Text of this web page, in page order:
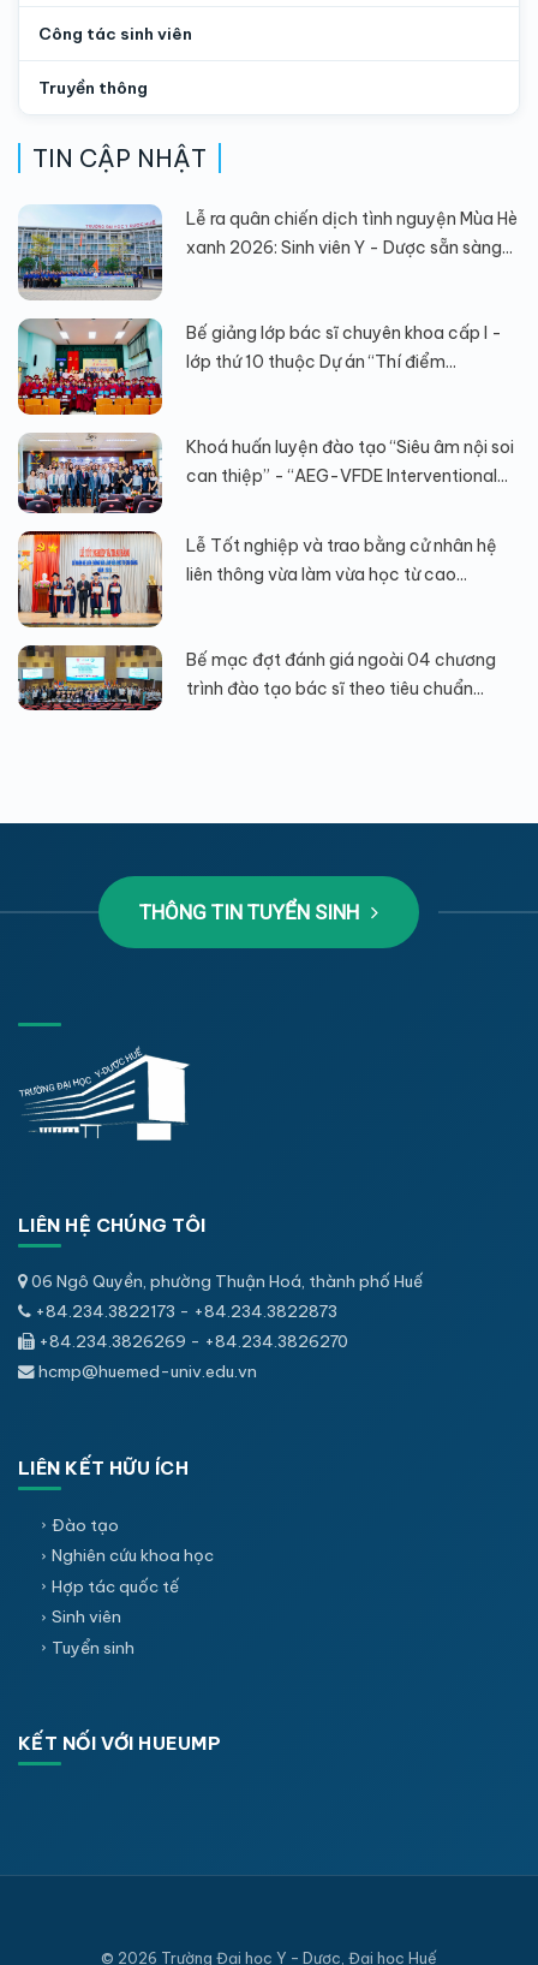
Công tác sinh viên
Truyền thông
TIN CẬP NHẬT
Lễ ra quân chiến dịch tình nguyện Mùa Hè
xanh 2026: Sinh viên Y - Dược sẵn sàng...
Bế giảng lớp bác sĩ chuyên khoa cấp I -
lớp thứ 10 thuộc Dự án “Thí điểm...
Khoá huấn luyện đào tạo “Siêu âm nội soi
can thiệp” - “AEG-VFDE Interventional...
Lễ Tốt nghiệp và trao bằng cử nhân hệ
liên thông vừa làm vừa học từ cao...
Bế mạc đợt đánh giá ngoài 04 chương
trình đào tạo bác sĩ theo tiêu chuẩn...
THÔNG TIN TUYỂN SINH
LIÊN HỆ CHÚNG TÔI
06 Ngô Quyền, phường Thuận Hoá, thành phố Huế
+84.234.3822173 - +84.234.3822873
+84.234.3826269 - +84.234.3826270
hcmp@huemed-univ.edu.vn
LIÊN KẾT HỮU ÍCH
Đào tạo
Nghiên cứu khoa học
Hợp tác quốc tế
Sinh viên
Tuyển sinh
KẾT NỐI VỚI HUEUMP
© 2026 Trường Đại học Y - Dược, Đại học Huế